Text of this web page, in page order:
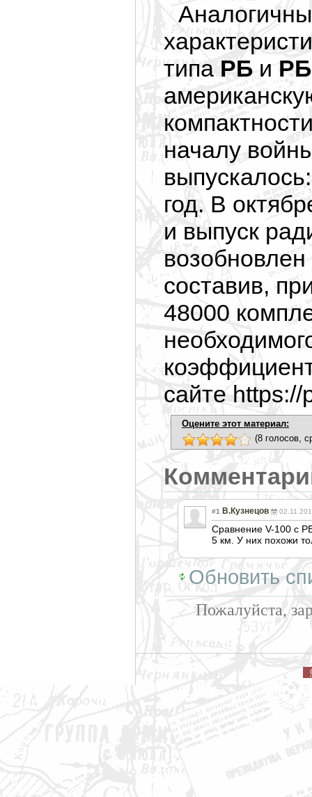
типа РБ и
началу
год. В
и выпуск
возобновлен
составив,
48000
сайте https://
Оцените этот материал:
(8 голосов,
#1 В.Кузнецов
Сравнение V-100 с
5 км. У них похожи
Обновить
Пожалуйста,